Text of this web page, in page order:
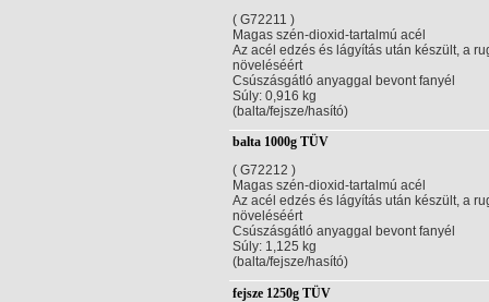
( G72211 )
Magas szén-dioxid-tartalmú acél
Az acél edzés és lágyítás után készült, a
növeléséért
Csúszásgátló anyaggal bevont fanyél
Súly: 0,916 kg
(balta/fejsze/hasító)
balta 1000g TÜV
( G72212 )
Magas szén-dioxid-tartalmú acél
Az acél edzés és lágyítás után készült, a
növeléséért
Csúszásgátló anyaggal bevont fanyél
Súly: 1,125 kg
(balta/fejsze/hasító)
fejsze 1250g TÜV